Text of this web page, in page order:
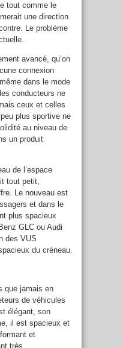
tout comme le
une direction
Le problème
avancé, qu’on
connexion
dans le mode
conducteurs ne
ceux et celles
plus sportive ne
au niveau de
un produit
de l’espace
tout petit,
Le nouveau est
et dans le
plus spacieux
GLC ou Audi
des VUS
du créneau.
que jamais en
de véhicules
élégant, son
il est spacieux et
et
très